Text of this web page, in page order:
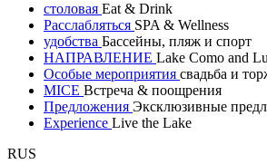
столовая Eat & Drink
Расслабляться SPA & Wellness
удобства Бассейны, пляж и спорт
НАПРАВЛЕНИЕ Lake Como and
Особые мероприятия свадьба и
MICE Встреча & поощрения
Предложения Эксклюзивные
Experience Live the Lake
RUS